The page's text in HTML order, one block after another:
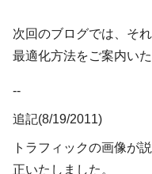
次回のブログでは、そ
最適化方法をご案内いた
--
追記(8/19/2011)
トラフィックの画像が
正いたしました。